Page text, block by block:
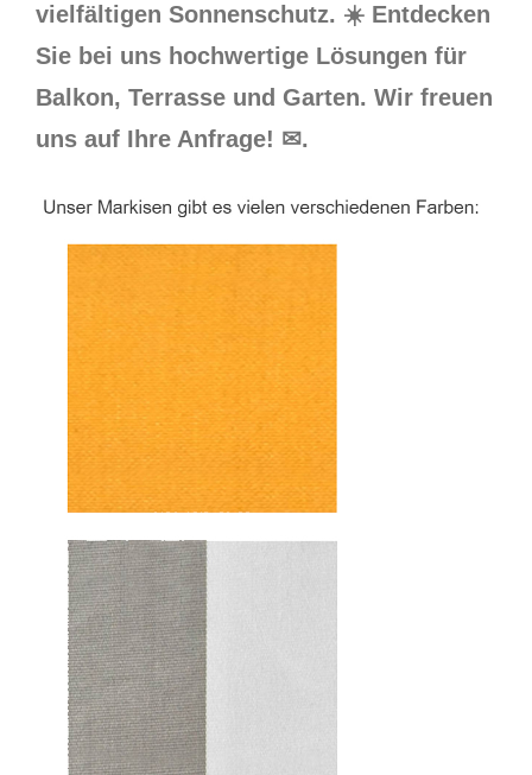
vielfältigen Sonnenschutz. ☀️ Entdecken
Sie bei uns hochwertige Lösungen für
Balkon, Terrasse und Garten. Wir freuen
uns auf Ihre Anfrage! ✉.